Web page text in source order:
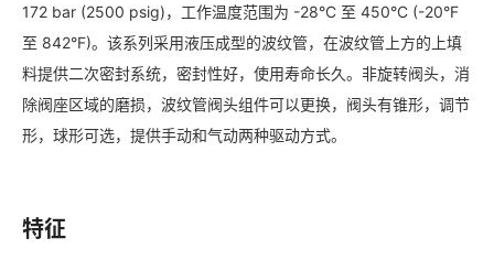
172 bar (2500 psig)，工作温度范围为 -28°C 至 450°C (-20°F
至 842°F)。该系列采用液压成型的波纹管，在波纹管上方的上填
料提供二次密封系统，密封性好，使用寿命长久。非旋转阀头，消
除阀座区域的磨损，波纹管阀头组件可以更换，阀头有锥形，调节
形，球形可选，提供手动和气动两种驱动方式。
特征